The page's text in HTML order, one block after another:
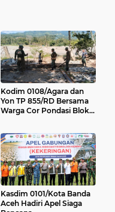
Kodim 0108/Agara dan
Yon TP 855/RD Bersama
Warga Cor Pondasi Blok
Ger, Aceh Tenggara
Kasdim 0101/Kota Banda
Aceh Hadiri Apel Siaga